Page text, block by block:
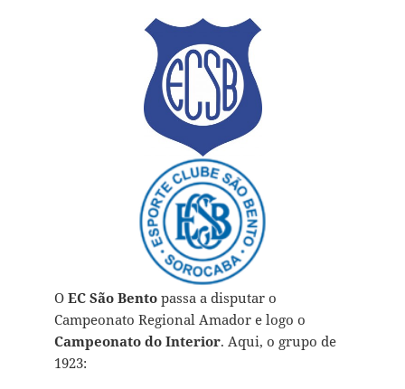
OEC São Bento passa a disputar o
Campeonato Regional Amador e logo o
Campeonato do Interior. Aqui, o grupo de
1923: